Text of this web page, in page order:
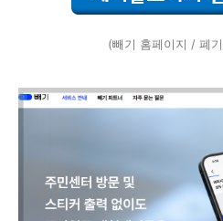
(빼기 홈페이지 / 폐